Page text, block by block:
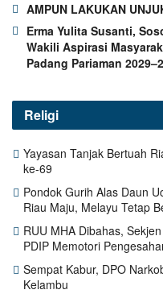
AMPUN LAKUKAN
Erma Yulita Susanti,
Wakili Aspirasi
Padang Pariaman
Religi
Yayasan Tanjak Bertuah
ke-69
Pondok Gurih Alas Daun
Riau Maju, Melayu Tetap
RUU MHA Dibahas,
PDIP Memotori
Sempat Kabur, DPO
Kelambu